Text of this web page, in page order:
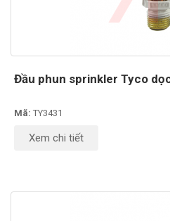
Đầu phun sprinkler Tyco
Mã: TY3431
Xem chi tiết